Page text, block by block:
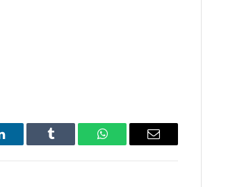
Tumblr WhatsAppEmail